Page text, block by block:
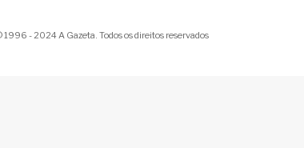
1996 - 2024 A Gazeta. Todos os direitos reservados